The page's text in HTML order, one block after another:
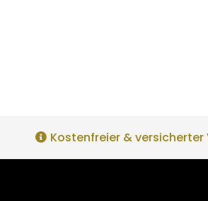
Kostenfreier & versicherter